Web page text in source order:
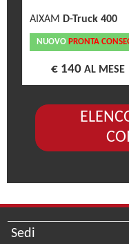
AIXAM D-Truck 400
NUOVO PRONTA
€ 140 AL MESE
Sedi